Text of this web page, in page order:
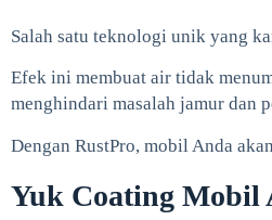
Salah satu teknologi unik yang
Efek ini membuat air tidak
menghindari masalah jamur dan
Dengan RustPro, mobil Anda
Yuk Coating Mobil